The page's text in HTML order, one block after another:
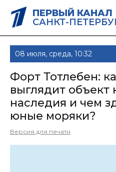
ПЕРВЫЙ КАНАЛ
САНКТ-
08 июля, среда, 10:32
Форт Тотлебен:
выглядит объект
наследия и чем
юные моряки?
Версия для печати